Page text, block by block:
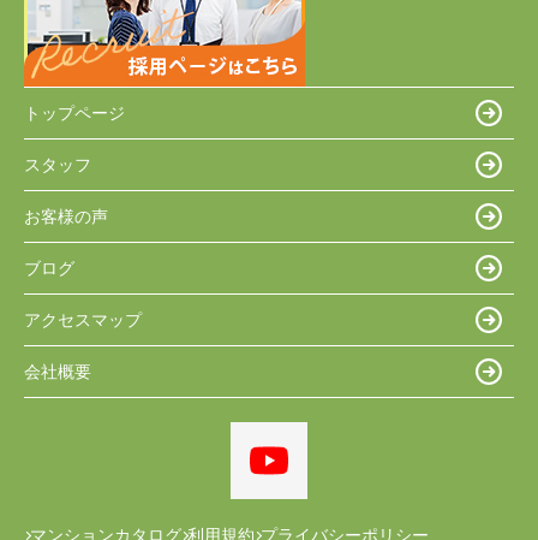
トップページ
スタッフ
お客様の声
ブログ
アクセスマップ
会社概要
マンションカタログ 利用規約 プライバシーポリシー